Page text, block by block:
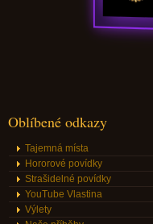
Oblíbené odkazy
Tajemná místa
Hororové povídky
Strašidelné povídky
YouTube Vlastina
Výlety